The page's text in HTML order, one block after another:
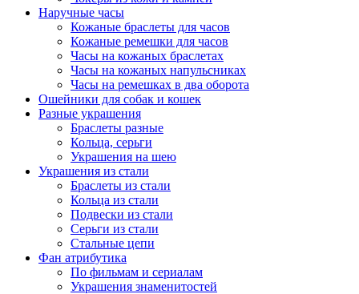
Наручные часы
Кожаные браслеты для часов
Кожаные ремешки для часов
Часы на кожаных браслетах
Часы на кожаных напульсниках
Часы на ремешках в два оборота
Ошейники для собак и кошек
Разные украшения
Браслеты разные
Кольца, серьги
Украшения на шею
Украшения из стали
Браслеты из стали
Кольца из стали
Подвески из стали
Серьги из стали
Стальные цепи
Фан атрибутика
По фильмам и сериалам
Украшения знаменитостей